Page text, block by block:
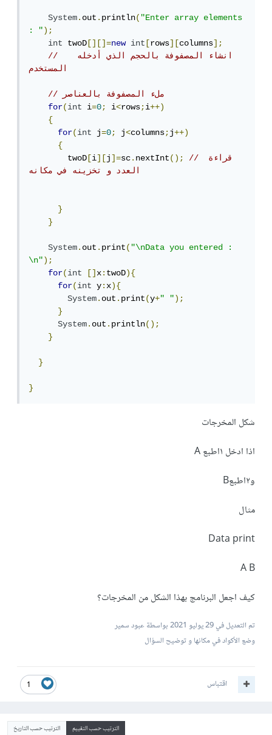
System.out.println("Enter array elements
: ");
int
twoD [][]=new int [rows][columns];
//   انشاء المصفوفة بالحجم الذي أدخله
المستخدم
// ملء المصفوفة بالعناصر
for(int i=0; i<rows;i++)
{
for(int j=0; j<columns;j++)
{
        twoD
[i][j]=sc.nextInt();
// قراءة
العدد و تخزينه في مكانه
}
}
System.out.print("\nData you entered :
\n");
for(int []x:twoD){
for(int y:x){
System.out.print(y+" ");
}
System.out.println();
}
}
}
شكل المخرجات
اذا ادخل ١اطبع A
و٢اطبعB
مثال
Data print
A B
كيف اجعل البرنامج بهذا الشكل من المخرجات؟
تم التعديل في29 يوليو 2021
بواسطة عبود سمير
وضع الأكواد في مكانها و توضيح السؤال
1 اقتباس
الترتيب حسب التقييم الترتيب حسب التاريخ